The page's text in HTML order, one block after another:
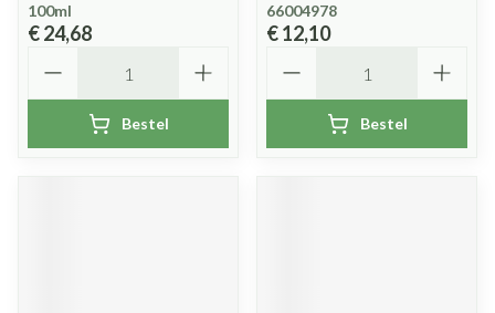
100ml
€ 24,68
Bestel
66004978
€ 12,10
Bestel